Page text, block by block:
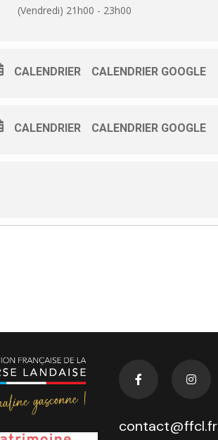
(Vendredi) 21h00 - 23h00
CALENDRIER CALENDRIER GOOGLE
CALENDRIER CALENDRIER GOOGLE
contact@ffcl.fr